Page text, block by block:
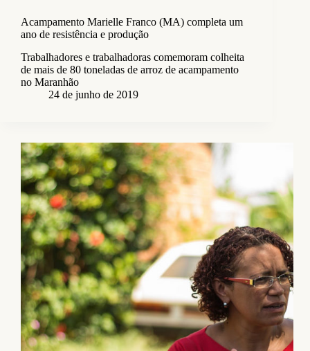
Acampamento Marielle Franco (MA) completa um
ano de resistência e produção
Trabalhadores e trabalhadoras comemoram colheita
de mais de 80 toneladas de arroz de acampamento
no Maranhão
24 de junho de 2019